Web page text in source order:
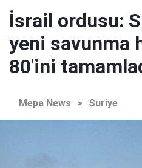
İsrail ordusu:
yeni savunma
80'ini
Mepa News > Suriye